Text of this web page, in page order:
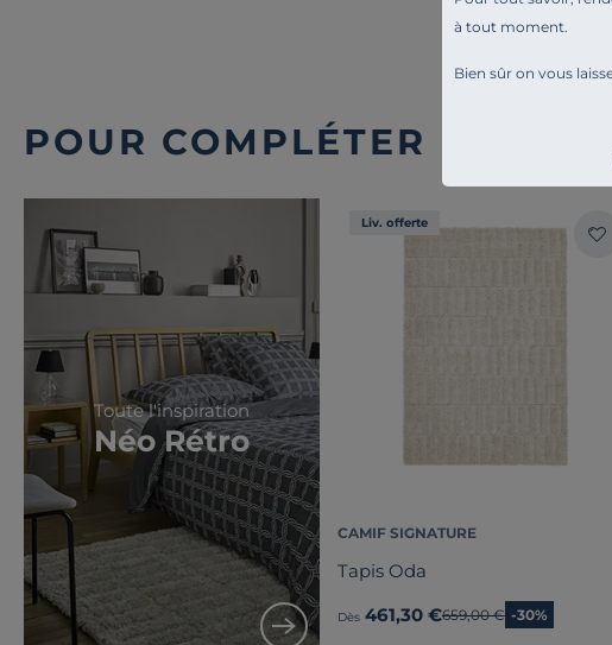
à tout moment.
Bien sûr on vous
POUR COMPLÉTER
Toute l'inspiration
Néo Rétro
Liv. offerte
CAMIF SIGNATURE
Tapis Oda
Dès 461,30 €Ancien prix
659,00 € -30%